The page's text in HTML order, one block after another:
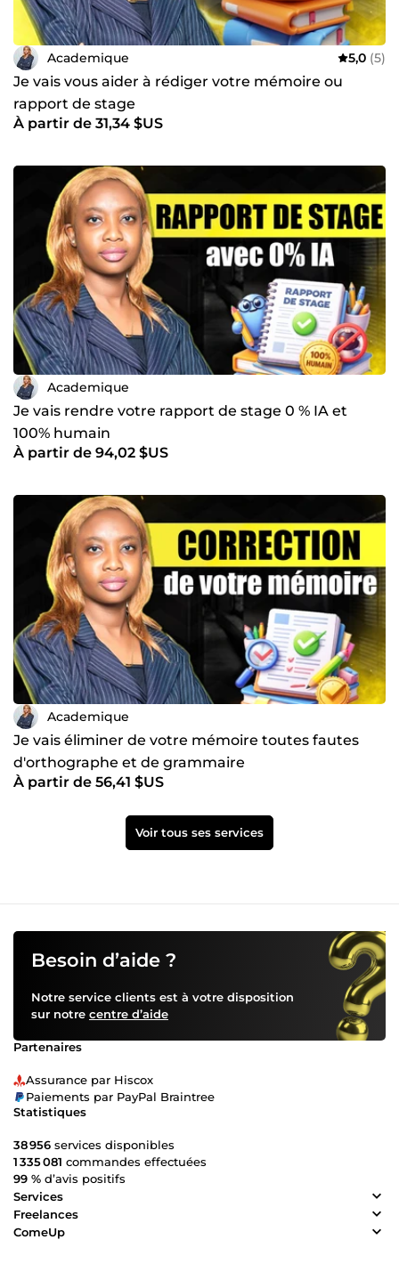
Academique 5,0 (5)
Je vais vous aider à rédiger votre mémoire ou
rapport de stage
À partir de 31,34 $US
Academique
Je vais rendre votre rapport de stage 0 % IA et
100% humain
À partir de 94,02 $US
Academique
Je vais éliminer de votre mémoire toutes fautes
d'orthographe et de grammaire
À partir de 56,41 $US
Voir tous ses services
Besoin d’aide ?
Notre service clients est à votre disposition
sur notre centre d’aide
Partenaires
Assurance par Hiscox
Paiements par PayPal Braintree
Statistiques
38 956 services disponibles
1 335 081 commandes effectuées
99 % d’avis positifs
Services
Freelances
ComeUp